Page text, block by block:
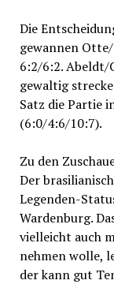
Die
gewannen
6:2/6:2. Abeldt/
gewaltig
Satz die Partie
(6:0/4:6/10:7).
Zu den
Der
Legenden-
Wardenburg.
vielleicht auch
nehmen wolle,
der kann gut